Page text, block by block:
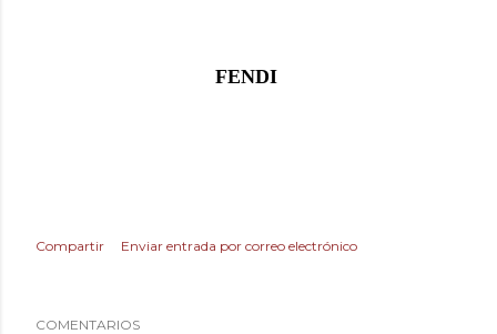
FENDI
Compartir Enviar entrada por correo electrónico
COMENTARIOS